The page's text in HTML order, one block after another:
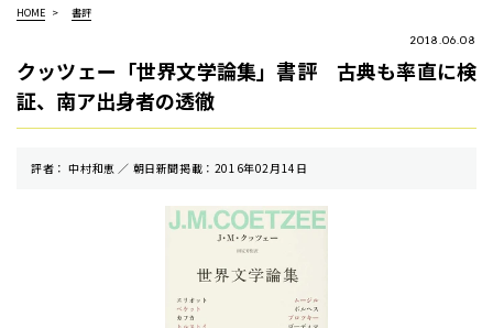
HOME 書評
2018.06.08
クッツェー「世界文学論集」書評 古典も率直に検
証、南ア出身者の透徹
評者： 中村和恵 ／ 朝⽇新聞掲載：2016年02月14日